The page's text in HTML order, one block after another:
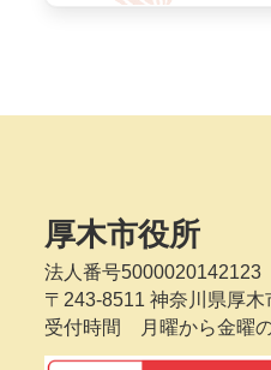
厚木市役所
法人番号5000020142123
〒243-8511 神奈川県厚
受付時間 月曜から金曜